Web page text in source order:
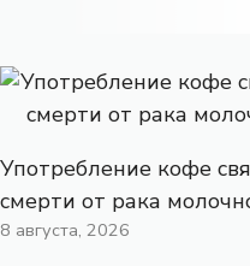
Употребление кофе
смерти от рака
8 августа, 2026